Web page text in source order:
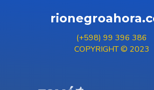
(+598) 99 396 386
COPYRIGHT © 2023